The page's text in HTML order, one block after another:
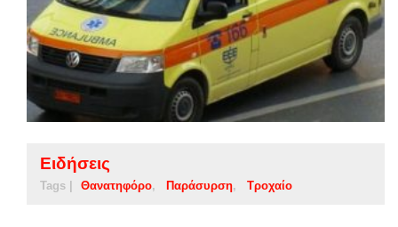
Ειδήσεις
Tags | Θανατηφόρο Παράσυρση Τροχαίο